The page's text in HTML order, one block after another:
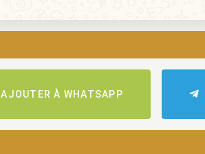
AJOUTER À WHATSAPP